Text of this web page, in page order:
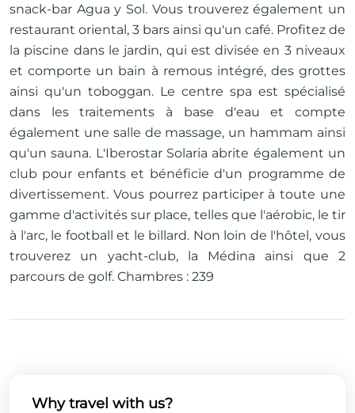
snack-bar Agua y Sol. Vous trouverez également un
restaurant oriental, 3 bars ainsi qu'un café. Profitez de
la piscine dans le jardin, qui est divisée en 3 niveaux
et comporte un bain à remous intégré, des grottes
ainsi qu'un toboggan. Le centre spa est spécialisé
dans les traitements à base d'eau et compte
également une salle de massage, un hammam ainsi
qu'un sauna. L'Iberostar Solaria abrite également un
club pour enfants et bénéficie d'un programme de
divertissement. Vous pourrez participer à toute une
gamme d'activités sur place, telles que l'aérobic, le tir
à l'arc, le football et le billard. Non loin de l'hôtel, vous
trouverez un yacht-club, la Médina ainsi que 2
parcours de golf. Chambres : 239
Why travel with us?